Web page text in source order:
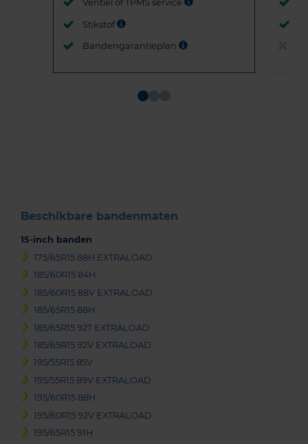
Ventiel of TPMS service
Stikstof
Bandengarantieplan
Beschikbare bandenmaten
15-inch banden
175/65R15 88H EXTRALOAD
185/60R15 84H
185/60R15 88V EXTRALOAD
185/65R15 88H
185/65R15 92T EXTRALOAD
185/65R15 92V EXTRALOAD
195/55R15 85V
195/55R15 89V EXTRALOAD
195/60R15 88H
195/60R15 92V EXTRALOAD
195/65R15 91H